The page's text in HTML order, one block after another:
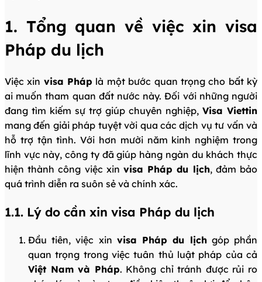
1. Tổng quan về việc xin visa
Pháp du lịch
Việc xin visa Pháp là một bước quan trọng cho bất kỳ
ai muốn tham quan đất nước này. Đối với những người
đang tìm kiếm sự trợ giúp chuyên nghiệp, Visa Viettin
mang đến giải pháp tuyệt vời qua các dịch vụ tư vấn và
hỗ trợ tận tình. Với hơn mười năm kinh nghiệm trong
lĩnh vực này, công ty đã giúp hàng ngàn du khách thực
hiện thành công việc xin visa Pháp du lịch, đảm bảo
quá trình diễn ra suôn sẻ và chính xác.
1.1. Lý do cần xin visa Pháp du lịch
Đầu tiên, việc xin visa Pháp du lịchgóp phần
quan trọng trong việc tuân thủ luật pháp của cả
Việt Nam và Pháp. Không chỉ tránh được rủi ro